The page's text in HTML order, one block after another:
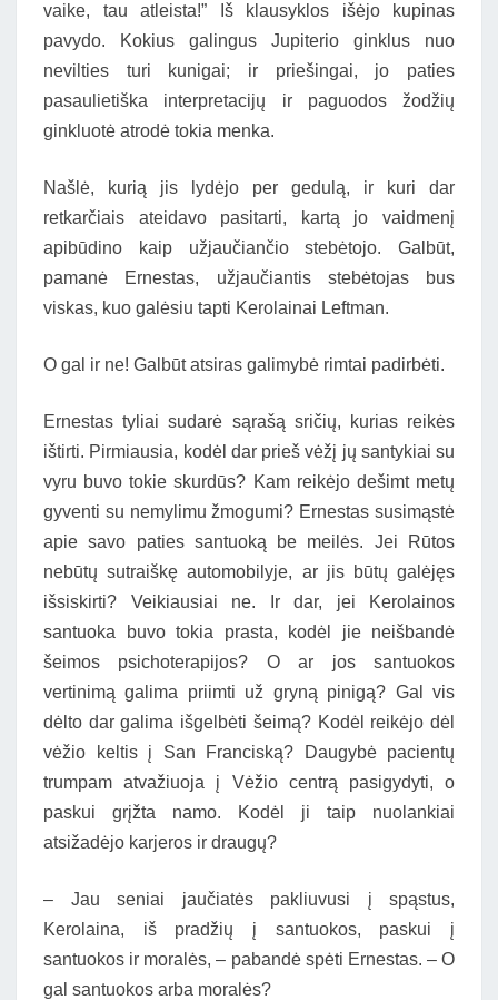
vaike, tau atleista!” Iš klausyklos išėjo kupinas
pavydo. Kokius galingus Jupiterio ginklus nuo
nevilties turi kunigai; ir priešingai, jo paties
pasaulietiška interpretacijų ir paguodos žodžių
ginkluotė atrodė tokia menka.
Našlė, kurią jis lydėjo per gedulą, ir kuri dar
retkarčiais ateidavo pasitarti, kartą jo vaidmenį
apibūdino kaip užjaučiančio stebėtojo. Galbūt,
pamanė Ernestas, užjaučiantis stebėtojas bus
viskas, kuo galėsiu tapti Kerolainai Leftman.
O gal ir ne! Galbūt atsiras galimybė rimtai padirbėti.
Ernestas tyliai sudarė sąrašą sričių, kurias reikės
ištirti. Pirmiausia, kodėl dar prieš vėžį jų santykiai su
vyru buvo tokie skurdūs? Kam reikėjo dešimt metų
gyventi su nemylimu žmogumi? Ernestas susimąstė
apie savo paties santuoką be meilės. Jei Rūtos
nebūtų sutraiškę automobilyje, ar jis būtų galėjęs
išsiskirti? Veikiausiai ne. Ir dar, jei Kerolainos
santuoka buvo tokia prasta, kodėl jie neišbandė
šeimos psichoterapijos? O ar jos santuokos
vertinimą galima priimti už gryną pinigą? Gal vis
dėlto dar galima išgelbėti šeimą? Kodėl reikėjo dėl
vėžio keltis į San Franciską? Daugybė pacientų
trumpam atvažiuoja į Vėžio centrą pasigydyti, o
paskui grįžta namo. Kodėl ji taip nuolankiai
atsižadėjo karjeros ir draugų?
– Jau seniai jaučiatės pakliuvusi į spąstus,
Kerolaina, iš pradžių į santuokos, paskui į
santuokos ir moralės, – pabandė spėti Ernestas. – O
gal santuokos arba moralės?